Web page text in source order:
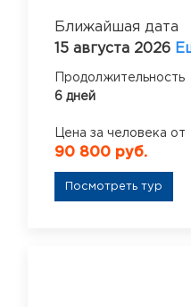
Ближайшая дата
15 августа 2026
Продолжительность
6 дней
Цена за человека от
90 800 руб.
Посмотреть тур